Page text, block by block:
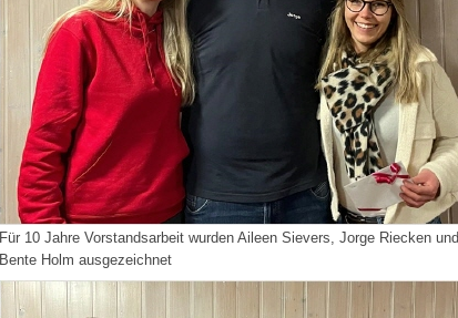
Für 10 Jahre Vorstandsarbeit wurden Aileen Sievers, Jorge Riecken und
Bente Holm ausgezeichnet